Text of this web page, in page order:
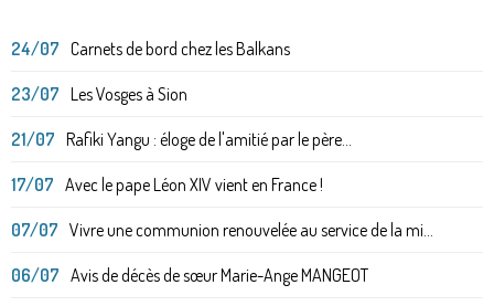
24/07 Carnets de bord chez les Balkans
23/07 Les Vosges à Sion
21/07 Rafiki Yangu : éloge de l'amitié par le père...
17/07 Avec le pape Léon XIV vient en France !
07/07 Vivre une communion renouvelée au service de la mi...
06/07 Avis de décès de sœur Marie-Ange MANGEOT